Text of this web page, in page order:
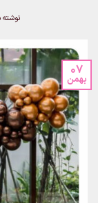
نوشته
07
بهمن